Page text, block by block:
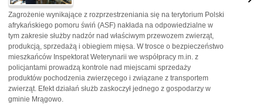
Zagrożenie wynikające z rozprzestrzeniania się na terytorium Polski
afrykańskiego pomoru świń (ASF) nakłada na odpowiedzialne w
tym zakresie służby nadzór nad właściwym przewozem zwierząt,
produkcją, sprzedażą i obiegiem mięsa. W trosce o bezpieczeństwo
mieszkańców Inspektorat Weterynarii we współpracy m.in. z
policjantami prowadzą kontrole nad miejscami sprzedaży
produktów pochodzenia zwierzęcego i związane z transportem
zwierząt. Efekt działań służb zaskoczył jednego z gospodarzy w
gminie Mrągowo.